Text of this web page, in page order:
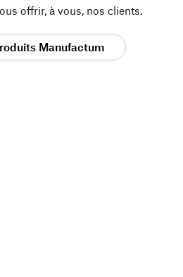
offrir, à vous, nos clients.
Manufactum